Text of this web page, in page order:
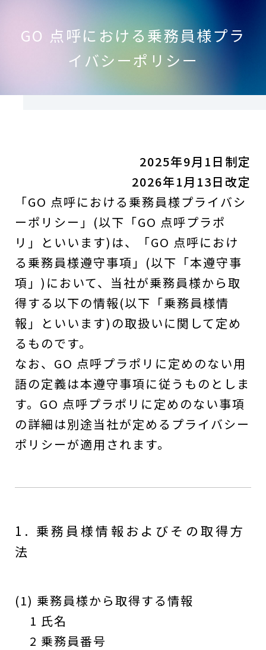
GO 点呼における乗務員様プラ
イバシーポリシー
2025年9月1日制定
2026年1月13日改定
「GO 点呼における乗務員様プライバシ
ーポリシー」(以下「GO 点呼プラポ
リ」といいます)は、「GO 点呼におけ
る乗務員様遵守事項」(以下「本遵守事
項」)において、当社が乗務員様から取
得する以下の情報(以下「乗務員様情
報」といいます)の取扱いに関して定め
るものです。
なお、GO 点呼プラポリに定めのない用
語の定義は本遵守事項に従うものとしま
す。GO 点呼プラポリに定めのない事項
の詳細は別途当社が定めるプライバシー
ポリシーが適用されます。
1. 乗務員様情報およびその取得方
法
(1) 乗務員様から取得する情報
1 氏名
2 乗務員番号